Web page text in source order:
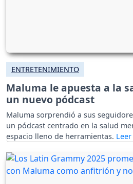
ENTRETENIMIENTO
Maluma le apuesta a la
un nuevo pódcast
Maluma sorprendió a sus
un pódcast centrado en la salud
espacio lleno de herramientas.